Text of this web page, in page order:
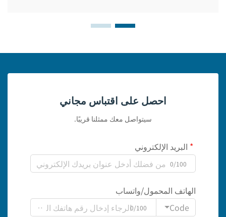
احصل على اقتباس مجاني
سيتواصل معك ممثلنا قريبًا.
البريد الإلكتروني
0/100
الهاتف المحمول/واتساب
Code
0/100